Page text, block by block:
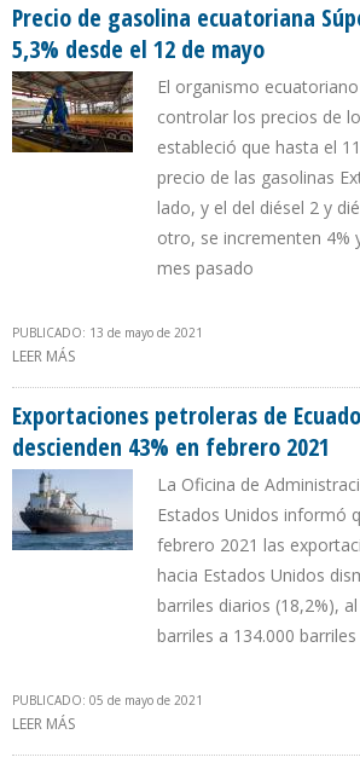
Precio de gasolina ecuatoriana
5,3% desde el 12 de mayo
El organismo
controlar los precios de
estableció que hasta el
precio de las gasolinas
lado, y el del diésel 2 y
otro, se incrementen 4%
mes pasado
PUBLICADO: 13 de mayo de 2021
LEER MÁS
Exportaciones petroleras de
descienden 43% en febrero 2021
La Oficina de
Estados Unidos informó
febrero 2021 las
hacia Estados Unidos
barriles diarios (18,2%),
barriles a 134.000 barriles
PUBLICADO: 05 de mayo de 2021
LEER MÁS